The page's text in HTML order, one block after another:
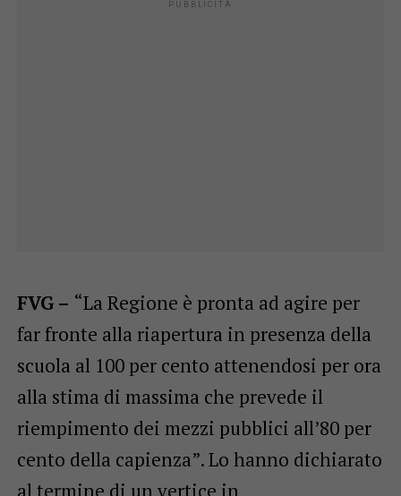
FVG – “La Regione è pronta ad agire per
far fronte alla riapertura in presenza della
scuola al 100 per cento attenendosi per ora
alla stima di massima che prevede il
riempimento dei mezzi pubblici all’80 per
cento della capienza”. Lo hanno dichiarato
al termine di un vertice in